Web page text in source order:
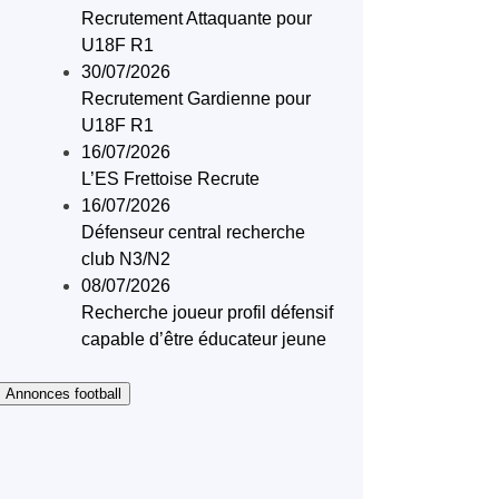
Recrutement Attaquante pour
U18F R1
30/07/2026
Recrutement Gardienne pour
U18F R1
16/07/2026
L’ES Frettoise Recrute
16/07/2026
Défenseur central recherche
club N3/N2
08/07/2026
Recherche joueur profil défensif
capable d’être éducateur jeune
Annonces football